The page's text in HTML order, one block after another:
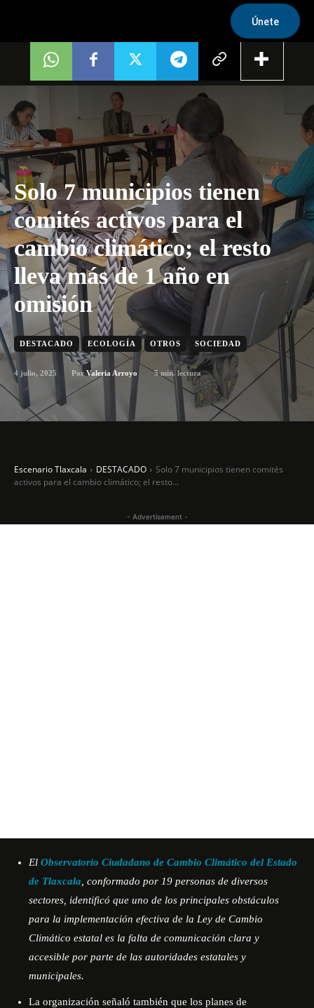
Únete
Solo 7 municipios tienen
comités activos para el
cambio climático; el resto
lleva más de 1 año en
omisión
DESTACADO ECOLOGÍA OTROS SOCIEDAD
4 julio, 2025 Por Valeria Arroyo 5min. lectura
Escenario Tlaxcala DESTACADO
Solo 7 municipios tienen comités
activos para el cambio climático; el resto...
- Advertisement -
El Observatorio Ciudadano de Cambio Climático del Estado
de Tlaxcala , conformado por 19 personas de diversos
sectores, identificó que uno de los principales obstáculos
para la implementación efectiva de la Ley de Cambio
Climático estatal es la falta de comunicación clara y
accesible por parte de las autoridades estatales y
municipales.
La organización señaló también que los planes de